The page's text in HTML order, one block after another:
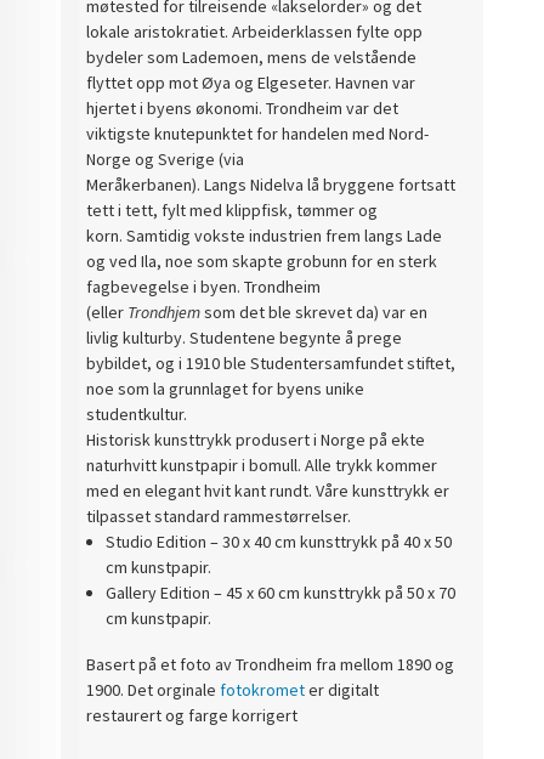
møtested for tilreisende «lakselorder» og det
lokale aristokratiet.Arbeiderklassen fylte opp
bydeler som Lademoen, mens de velstående
flyttet opp mot Øya og Elgeseter.Havnen var
hjertet i byens økonomi. Trondheim var det
viktigste knutepunktet for handelen med Nord-
Norge og Sverige (via
Meråkerbanen).Langs Nidelva lå bryggene fortsatt
tett i tett, fylt med klippfisk, tømmer og
korn.Samtidig vokste industrien frem langs Lade
og ved Ila, noe som skapte grobunn for en sterk
fagbevegelse i byen.Trondheim
(eller Trondhjemsom det ble skrevet da) var en
livlig kulturby. Studentene begynte å prege
bybildet, og i 1910 bleStudentersamfundetstiftet,
noe som la grunnlaget for byens unike
studentkultur.
Historisk kunsttrykk produsert i Norge på ekte
naturhvitt kunstpapir i bomull. Alle trykk kommer
med en elegant hvit kant rundt. Våre kunsttrykk er
tilpasset standard rammestørrelser.
Studio Edition – 30 x 40 cm kunsttrykk på 40 x 50
cm kunstpapir.
Gallery Edition – 45 x 60 cm kunsttrykk på 50 x 70
cm kunstpapir.
Basert på et foto av Trondheim fra mellom 1890 og
1900. Det orginalefotokrometer digitalt
restaurert og farge korrigert